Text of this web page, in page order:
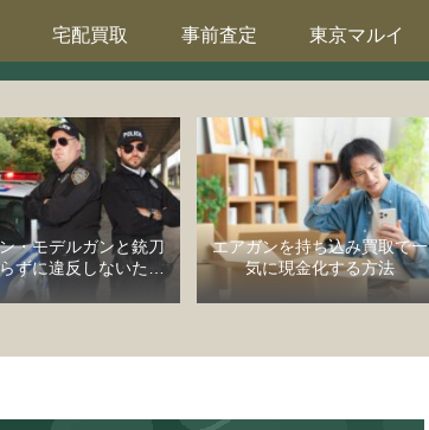
宅配買取 事前査定 東京マルイ
・モデルガンと銃刀
ずに違反しないため
の完全ガイド
エアガンを持ち込み買取で一
気に現金化する方法